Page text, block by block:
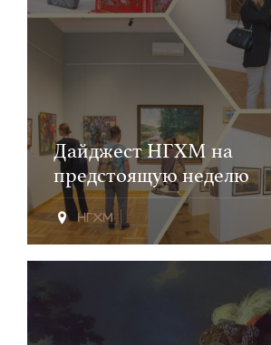
Дайджест НГХМ на
предстоящую неделю